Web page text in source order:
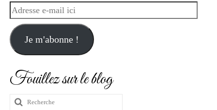
Adresse
mail
ici
Je m'abonne !
Fouillez sur le blog
Rechercher